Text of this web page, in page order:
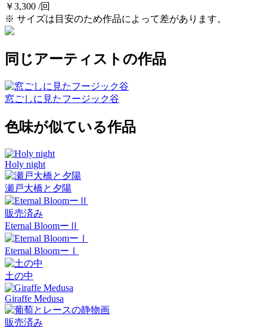
￥3,300 /回
※ サイズは目安のため作品によって差があります。
同じアーティストの作品
窓ごしに見たフージック谷
色味が似ている作品
Holy night
瀬戸大橋と夕陽
販売済み
Eternal BloomーⅡ
Eternal BloomーⅠ
土の中
Giraffe Medusa
販売済み